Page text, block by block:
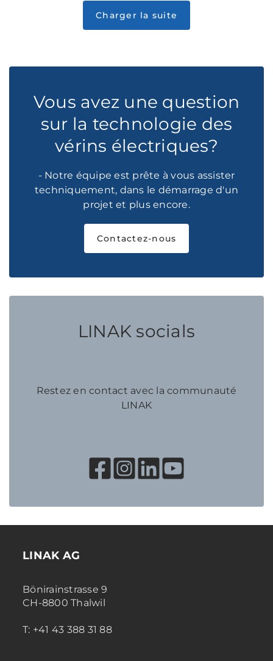
Vous avez une question
sur la technologie des
vérins électriques?
- Notre équipe est prête à vous assister
techniquement, dans le démarrage d'un
projet et plus encore.
Contactez-nous
LINAK socials
Restez en contact avec la communauté
LINAK
LINAK AG
Bönirainstrasse 9
CH-8800 Thalwil
T: +41 43 388 31 88